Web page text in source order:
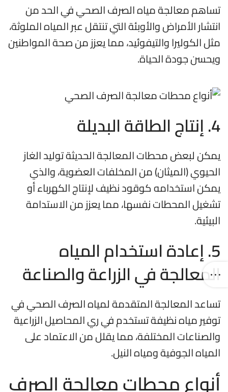
تساهم معالجة مياه الصرف الصحي في الحد من
انتشار الأمراض والأوبئة التي تنتقل عبر المياه الملوثة،
مثل الكوليرا والتيفوئيد، مما يعزز من صحة المواطنين
ويحسن جودة الحياة.
4. إنتاج الطاقة البديلة
يمكن لبعض محطات المعالجة الحديثة توليد الغاز
الحيوي (الميثان) من المخلفات العضوية، والذي
يمكن استخدامه كوقود نظيف لإنتاج الكهرباء أو
تشغيل المحطات نفسها، مما يعزز من الاستدامة
البيئية.
5. إعادة استخدام المياه
المعالجة في الزراعة والصناعة
تساعد المعالجة المتقدمة لمياه الصرف الصحي في
توفير مياه نظيفة تستخدم في ري المحاصيل الزراعية
والصناعات المختلفة، مما يقلل من الاعتماد على
المياه الجوفية ومياه النيل.
أنواع محطات معالجة الصرف